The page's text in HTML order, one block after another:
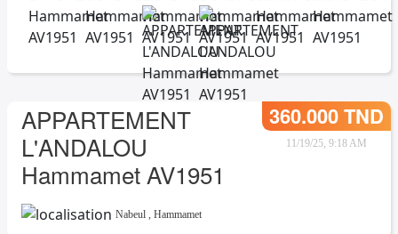
APPARTEMENT
L'ANDALOU
Hammamet AV1951
360.000 TND
11/19/25, 9:18 AM
Nabeul , Hammamet